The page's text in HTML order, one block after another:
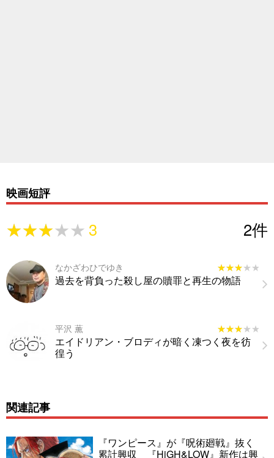
映画短評
★★★★★
★★★★★ 3 2件
なかざわひでゆき ★★★★★
★★★★★
過去を背負った殺し屋の贖罪と再生の物語
平沢 薫 ★★★★★
★★★★★
エイドリアン・ブロディが暗く凍つく夜を彷
徨う
関連記事
『ワンピース』が『呪術廻戦』抜く
累計興収 『HiGH&LOW』新作は興